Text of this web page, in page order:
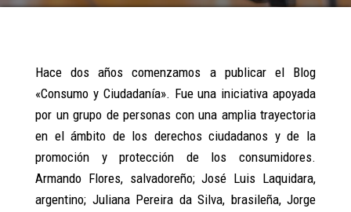
Hace dos años comenzamos a publicar el Blog
«Consumo y Ciudadanía». Fue una iniciativa apoyada
por un grupo de personas con una amplia trayectoria
en el ámbito de los derechos ciudadanos y de la
promoción y protección de los consumidores.
Armando Flores, salvadoreño; José Luis Laquidara,
argentino; Juliana Pereira da Silva, brasileña, Jorge